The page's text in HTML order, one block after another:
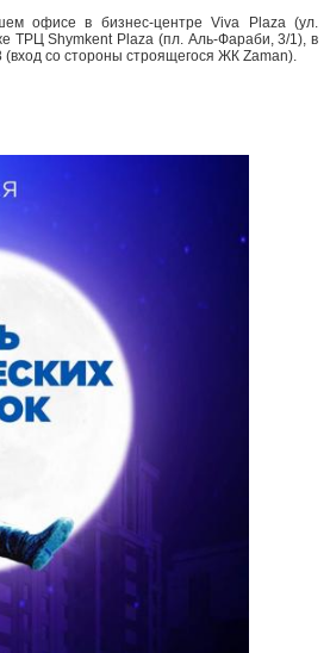
офисе в бизнес-центре Viva Plaza (ул.
ТРЦ Shymkent Plaza (пл. Аль-Фараби, 3/1), в
со стороны строящегося ЖК Zaman).